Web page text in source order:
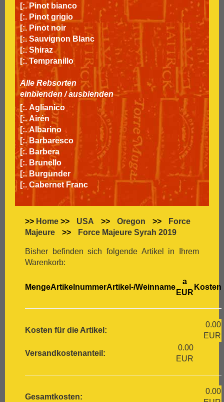
[:. Pinot bianco
[:. Pinot grigio
[:. Pinot noir
[:. Sauvignon Blanc
[:. Shiraz
[:. Tempranillo
Alle Rebsorten
einblenden /ausblenden
[:. Aglianico
[:. Airén
[:. Albarino
[:. Barbaresco
[:. Barbera
[:. Brunello
[:. Burgunder
[:. Cabernet Franc
[:.
Cabernet Sauvignon
[:. Carignan
[:. Carmenère
[:. Chardonnay
[:. Chenin Blanc
[:. Chiavennasca
[:. Cinsaut
[:. Gamay
[:. Garnacha
[:. grauer Burgunder
>> Home >> USA >> Oregon >>
Force
Majeure
>> Force Majeure Syrah 2019
Bisher befinden sich folgende Artikel in Ihrem
Warenkorb:
MengeArtikelnummerArtikel-/Weinname
a
EUR
Kosten
Kosten für die Artikel:
0.00
EUR
Versandkostenanteil:
0.00
EUR
Gesamtkosten:
0.00